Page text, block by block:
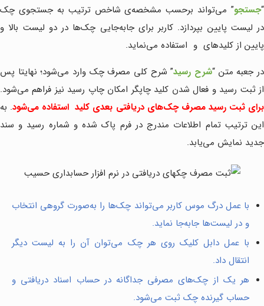
“جستجو” می‌تواند برحسب مشخصه‌ی شاخص ترتیب به جستجوی چک
در لیست پایین بپردازد. کاربر برای جابه‌جایی چک‌ها در دو لیست بالا و
پایین از کلیدهای و استفاده می‌نماید.
در جعبه متن “شرح رسید” شرح کلی مصرف چک وارد می‌شود؛ نهایتا پس
از ثبت رسید و فعال شدن کلید چاپگر امکان چاپ رسید نیز فراهم می‌شود.
برای ثبت رسید مصرف چک‌های دریافتی بعدی کلید استفاده می‌شود. به
این ترتیب تمام اطلاعات مندرج در فرم پاک شده و شماره رسید و سند
جدید نمایش می‌یابد.
با عمل درگ موس کاربر می‌تواند چک‌ها را به‌صورت گروهی انتخاب
و در لیست‌ها جابه‌جا نماید.
با عمل دابل کلیک روی هر چک می‌توان آن‌ را به لیست دیگر
انتقال داد.
هر یک از چک‌های مصرفی جداگانه در حساب اسناد دریافتی و
حساب گیرنده چک ثبت می‌شود.